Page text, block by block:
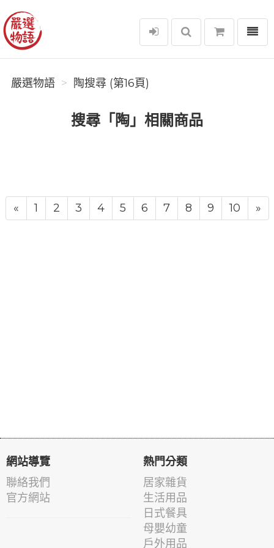
嚴選物語
選單
嚴選物語 陶搜尋 (第16頁)
搜尋「陶」相關商品
« 1 2 3 4 5 6 7 8 9 10 »
網站導覽
聯絡我們
官方網站
熱門分類
居家雜貨
生活用品
日式餐具
母嬰幼童
戶外用品